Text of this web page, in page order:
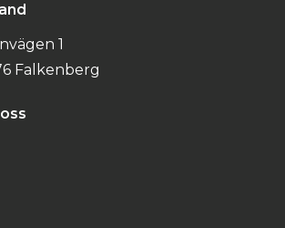
1
Falkenberg